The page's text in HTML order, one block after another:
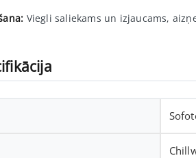
Viegli saliekams un izjaucams,